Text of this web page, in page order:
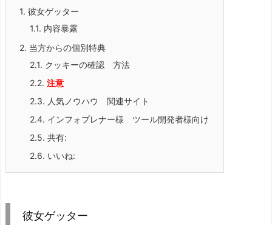
1. 彼女ゲッター
1.1. 内容暴露
2. 当方からの個別特典
2.1. クッキーの確認 方法
2.2. 注意
2.3. 人気ノウハウ 関連サイト
2.4. インフォプレナー様 ツール開発者様向け
2.5. 共有:
2.6. いいね:
彼女ゲッター